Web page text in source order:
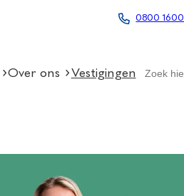
0800 1600
Over ons Vestigingen Search